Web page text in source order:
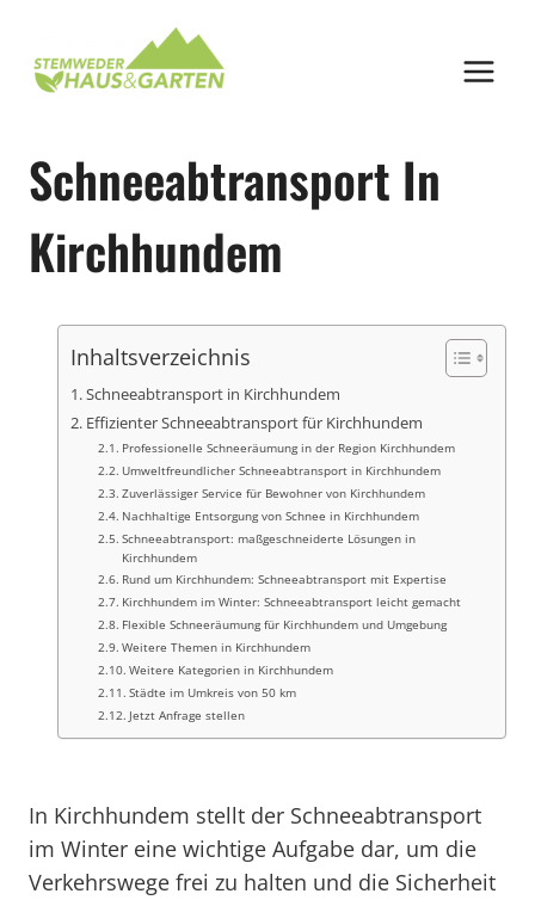
springen
Schneeabtransport In
Kirchhundem
Inhaltsverzeichnis
Schneeabtransport in Kirchhundem
Effizienter Schneeabtransport für Kirchhundem
Professionelle Schneeräumung in der Region Kirchhundem
Umweltfreundlicher Schneeabtransport in Kirchhundem
Zuverlässiger Service für Bewohner von Kirchhundem
Nachhaltige Entsorgung von Schnee in Kirchhundem
Schneeabtransport: maßgeschneiderte Lösungen in
Kirchhundem
Rund um Kirchhundem: Schneeabtransport mit Expertise
Kirchhundem im Winter: Schneeabtransport leicht gemacht
Flexible Schneeräumung für Kirchhundem und Umgebung
Weitere Themen in Kirchhundem
Weitere Kategorien in Kirchhundem
Städte im Umkreis von 50 km
Jetzt Anfrage stellen
In Kirchhundem stellt der Schneeabtransport
im Winter eine wichtige Aufgabe dar, um die
Verkehrswege frei zu halten und die Sicherheit